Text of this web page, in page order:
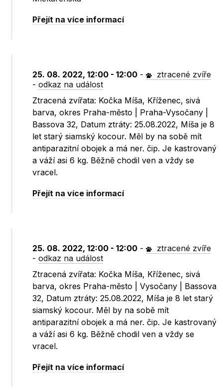
Přejít na více informací
25. 08. 2022, 12:00 - 12:00 -
ztracené zvíře
-odkaz na událost
Ztracená zvířata: Kočka Míša, Kříženec, sivá
barva, okres Praha-město | Praha-Vysočany |
Bassova 32, Datum ztráty: 25.08.2022, Míša je 8
let starý siamský kocour. Měl by na sobě mít
antiparazitní obojek a má ner. čip. Je kastrovaný
a váží asi 6 kg. Běžně chodil ven a vždy se
vracel.
Přejít na více informací
25. 08. 2022, 12:00 - 12:00 -
ztracené zvíře
-odkaz na událost
Ztracená zvířata: Kočka Míša, Kříženec, sivá
barva, okres Praha-město | Vysočany | Bassova
32, Datum ztráty: 25.08.2022, Míša je 8 let starý
siamský kocour. Měl by na sobě mít
antiparazitní obojek a má ner. čip. Je kastrovaný
a váží asi 6 kg. Běžně chodil ven a vždy se
vracel.
Přejít na více informací